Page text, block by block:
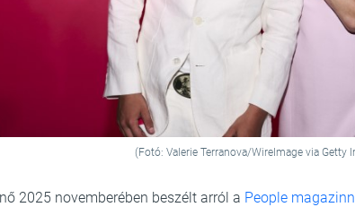
(Fotó: Valerie Terranova/WireImage via Getty
2025 novemberében beszélt arról a People